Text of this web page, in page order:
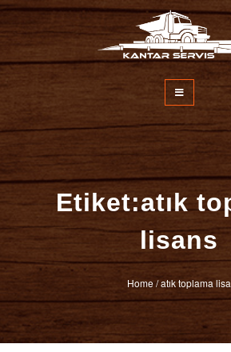
İçeriğe
Kantar Servisi
Etiket:atık
lisans
Home/atık toplama